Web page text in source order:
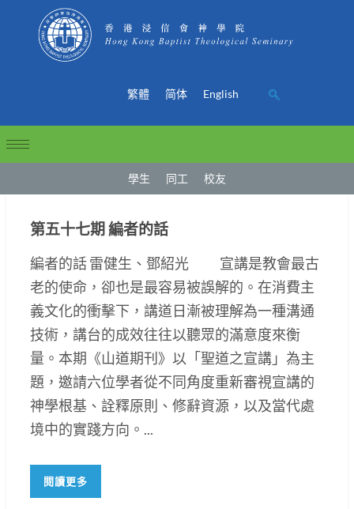
繁體 简体 English
學生 同工 校友
第五十七期 編者的話
編者的話 雷健生、鄧紹光 宣講是教會最古
老的使命，卻也是最容易被誤解的。在消費主
義文化的衝擊下，講道日漸被理解為一種溝通
技術，講台的成效往往以聽眾的滿意度來衡
量。本期《山道期刊》以「聖道之宣講」為主
題，邀請六位學者從不同角度重新審視宣講的
神學根基、詮釋原則、修辭資源，以及當代處
境中的實踐方向。...
閱讀更多